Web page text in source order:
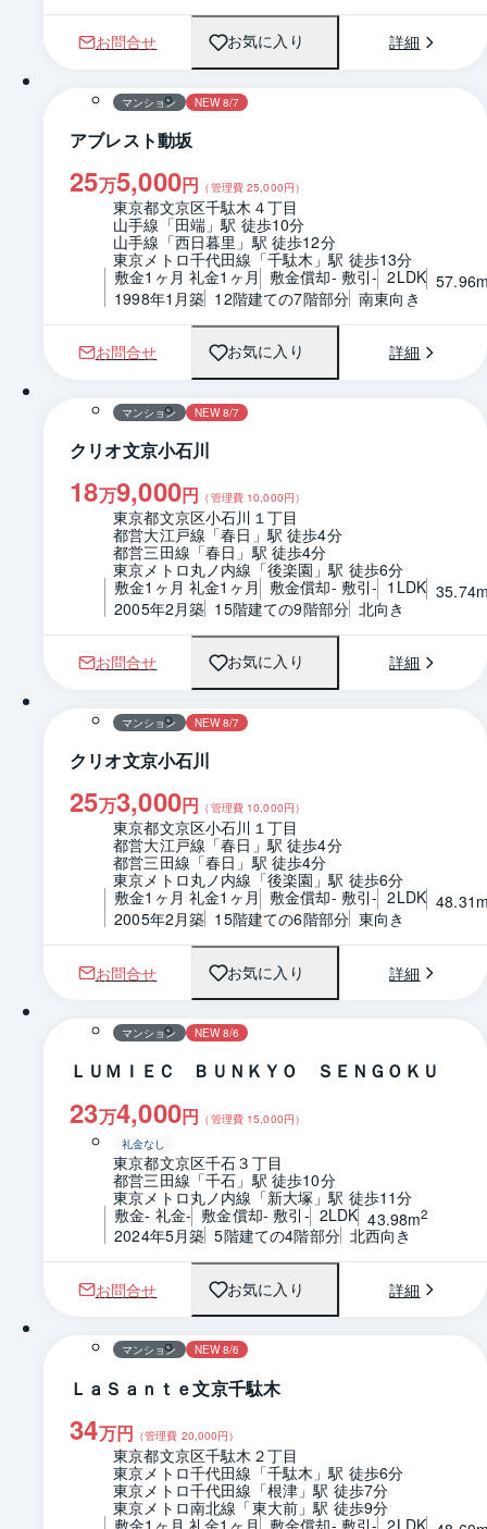
お問合せ お気に入り 詳細
1 / 0 間取り
マンション NEW 8/7
アブレスト動坂
25万5,000円 （管理費25,000円）
東京都文京区千駄木４丁目
山手線「田端」駅 徒歩10分
山手線「西日暮里」駅 徒歩12分
東京メトロ千代田線「千駄木」駅 徒歩13分
敷金1ヶ月 礼金1ヶ月 敷金償却- 敷引- 2LDK
1998年1月築 12階建ての7階部分 南東向き
お問合せ お気に入り 詳細
1 / 0 間取り
マンション NEW 8/7
クリオ文京小石川
18万9,000円 （管理費 10,000円）
東京都文京区小石川１丁目
都営大江戸線「春日」駅 徒歩4分
都営三田線「春日」駅 徒歩4分
東京メトロ丸ノ内線「後楽園」駅 徒歩6分
敷金1ヶ月 礼金1ヶ月 敷金償却- 敷引- 1LDK
2005年2月築 15階建ての9階部分 北向き
お問合せ お気に入り 詳細
1 / 0 間取り
マンション NEW 8/7
クリオ文京小石川
25万3,000円 （管理費 10,000円）
東京都文京区小石川１丁目
都営大江戸線「春日」駅 徒歩4分
都営三田線「春日」駅 徒歩4分
東京メトロ丸ノ内線「後楽園」駅 徒歩6分
敷金1ヶ月 礼金1ヶ月 敷金償却- 敷引- 2LDK
2005年2月築 15階建ての6階部分 東向き
お問合せ お気に入り 詳細
1 / 0 間取り
マンション NEW 8/6
ＬＵＭＩＥＣ ＢＵＮＫＹＯ ＳＥＮＧＯＫＵ
23万4,000円 （管理費 15,000円）
礼金なし
東京都文京区千石３丁目
都営三田線「千石」駅 徒歩10分
東京メトロ丸ノ内線「新大塚」駅 徒歩11分
敷金- 礼金- 敷金償却- 敷引- 2LDK 43.98m2
2024年5月築 5階建ての4階部分 北西向き
お問合せ お気に入り 詳細
1 / 0 間取り
マンション NEW 8/6
ＬａＳａｎｔｅ文京千駄木
34万円 （管理費 20,000円）
東京都文京区千駄木２丁目
東京メトロ千代田線「千駄木」駅 徒歩6分
東京メトロ千代田線「根津」駅 徒歩7分
東京メトロ南北線「東大前」駅 徒歩9分
敷金1ヶ月 礼金1ヶ月 敷金償却- 敷引- 2LDK